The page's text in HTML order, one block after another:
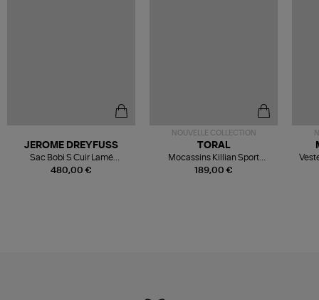
480,00 €
JEROME DREYFUSS
Sac Bobi S Cuir Lamé
Champagne
NOUVELLE COLLECTION
189,00 €
TORAL
Mocassins Killian Sport
Mousse